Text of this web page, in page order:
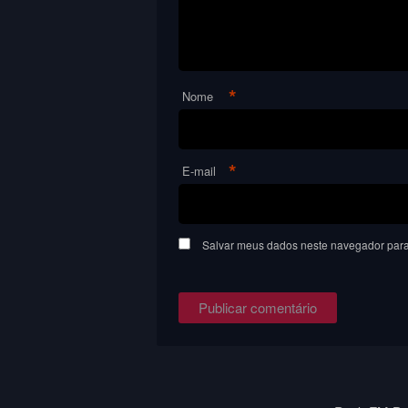
Nome *
E-mail *
Salvar meus dados neste navegador